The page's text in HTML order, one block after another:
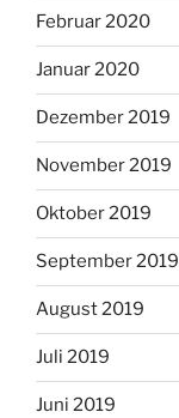
Februar 2020
Januar 2020
Dezember 2019
November 2019
Oktober 2019
September 2019
August 2019
Juli 2019
Juni 2019